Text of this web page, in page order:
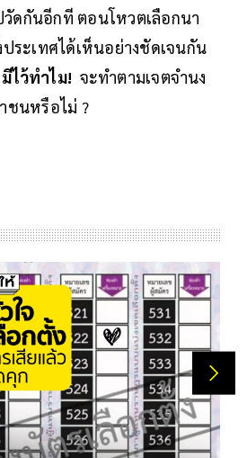
ดกันอีกที ตอนโหวตเลือกนา
ระเทศได้เห็นอย่างชัดเจนกัน
ไว้ทำไม! จะทำตามเจตจำนง
ชนหรือไม่ ?